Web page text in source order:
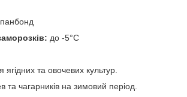
до -5°C
та овочевих культур.
та чагарників на зимовий період.